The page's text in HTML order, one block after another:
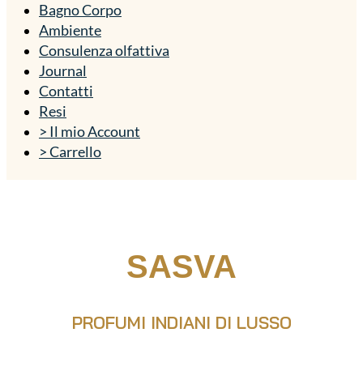
Bagno Corpo
Ambiente
Consulenza olfattiva
Journal
Contatti
Resi
> Il mio Account
> Carrello
SASVA
PROFUMI INDIANI DI LUSSO